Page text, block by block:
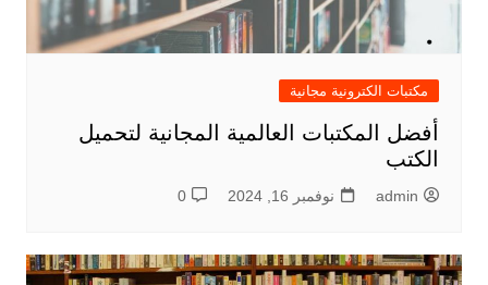
مكتبات الكترونية مجانية
أفضل المكتبات العالمية المجانية لتحميل
الكتب
admin نوفمبر 16, 2024 0